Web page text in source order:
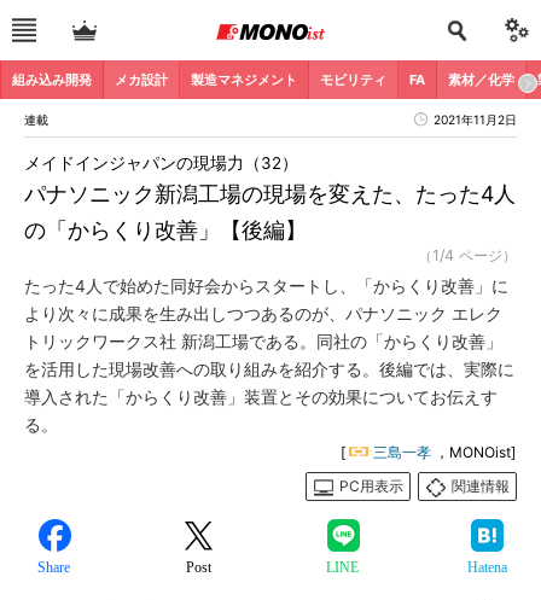
組み込み開発 メカ設計 製造マネジメント モビリティ FA 素材／化学
連載 2021年11月2日
パナソニック新潟工場の現場を変えた、たった4人
の「からくり改善」【後編】
メイドインジャパンの現場力（32）
（1/4 ページ）
たった4人で始めた同好会からスタートし、「からくり改善」に
より次々に成果を生み出しつつあるのが、パナソニック エレク
トリックワークス社 新潟工場である。同社の「からくり改善」
を活用した現場改善への取り組みを紹介する。後編では、実際に
導入された「からくり改善」装置とその効果についてお伝えす
る。
[ 三島一孝 ，MONOist]
PC用表示
関連情報
Share Post LINE Hatena